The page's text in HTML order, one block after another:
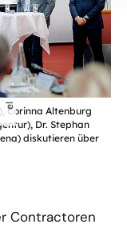
lCorinna Altenburg
Dr. Stephan
diskutieren über
Contractoren